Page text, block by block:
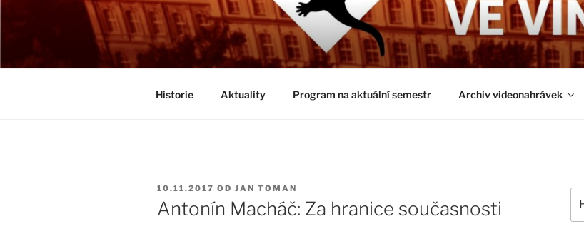
Přejít
webu
BIOLOGICKÉ ČTVRTKY VE
Určeno všem zájemcům o evoluci a obecnější biologická témata
Historie Aktuality Program na aktuální semestr Archiv videonahrávek
PUBLIKOVÁNO
10.11.2017 OD JAN TOMAN
Antonín Macháč: Za hranice současnosti